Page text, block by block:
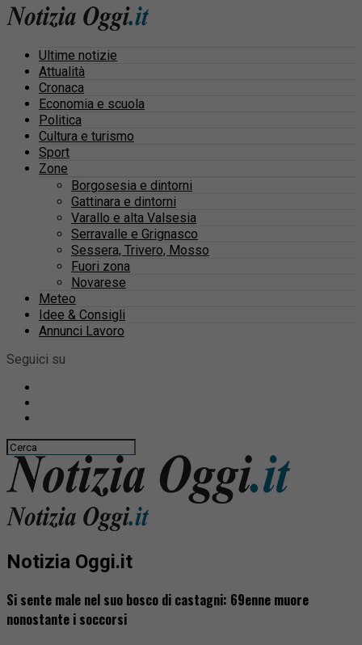
Ultime notizie
Attualità
Cronaca
Economia e scuola
Politica
Cultura e turismo
Sport
Zone
Borgosesia e dintorni
Gattinara e dintorni
Varallo e alta Valsesia
Serravalle e Grignasco
Sessera, Trivero, Mosso
Fuori zona
Novarese
Meteo
Idee & Consigli
Annunci Lavoro
Seguici su
Notizia Oggi.it
Si sente male nel suo bosco di castagni: 69enne muore
nonostante i soccorsi